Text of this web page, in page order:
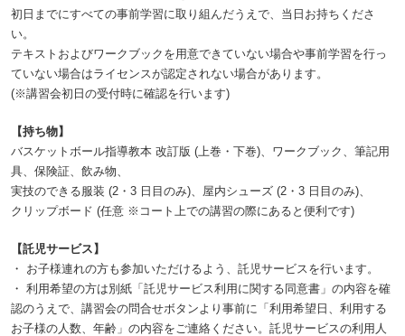
初日までにすべての事前学習に取り組んだうえで、当日お持ちくださ
い。
テキストおよびワークブックを用意できていない場合や事前学習を行っ
ていない場合はライセンスが認定されない場合があります。
(※講習会初日の受付時に確認を行います)
【持ち物】
バスケットボール指導教本 改訂版 (上巻・下巻)、ワークブック、筆記用
具、保険証、飲み物、
実技のできる服装 (2・3 日目のみ)、屋内シューズ (2・3 日目のみ)、
クリップボード (任意 ※コート上での講習の際にあると便利です)
【託児サービス】
・ お子様連れの方も参加いただけるよう、託児サービスを行います。
・ 利用希望の方は別紙「託児サービス利用に関する同意書」の内容を確
認のうえで、講習会の問合せボタンより事前に「利用希望日、利用する
お子様の人数、年齢」の内容をご連絡ください。託児サービスの利用人